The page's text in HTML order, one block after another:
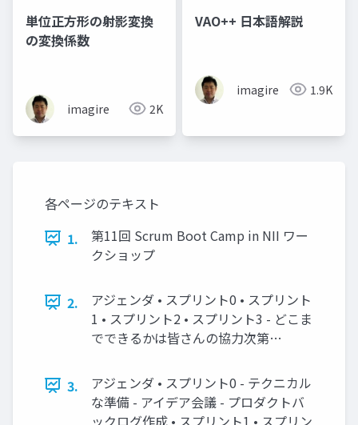
単位正方形の射影変換
の変換係数
imagire 2K
VAO++ 日本語解説
imagire 1.9K
各ページのテキスト
1.
第11回 Scrum Boot Camp in NII ワー
クショップ
2.
アジェンダ • スプリント0 • スプリント
1 • スプリント2 • スプリント3 - どこま
でできるかは皆さんの協力次第…
3.
アジェンダ • スプリント0 - テクニカル
な準備 - アイデア会議 - プロダクトバ
ックログ作成 • スプリント1 • スプリン